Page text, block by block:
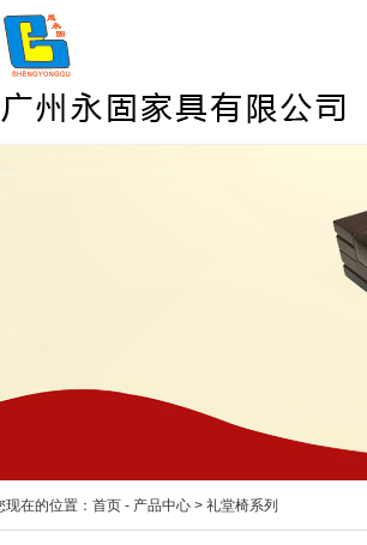
现在的位置： 首页 - 产品中心 > 礼堂椅系列